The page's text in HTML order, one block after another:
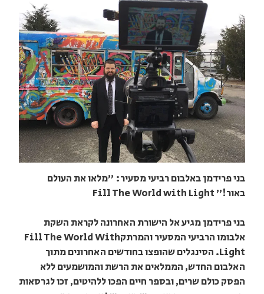
בני פרידמן באלבום רביעי מסעיר: "מלאו את העולם
באור!" Fill The World with Light
בני פרידמן מגיע אל הישורת האחרונה לקראת השקת
אלבומו הרביעי המסעיר והמרתקFill The World With
Light. הסינגלים שהופצו בחודשים האחרונים מתוך
האלבום החדש, הממלאים את הרשת והמושמעים ללא
הפסק כולם שרים, ובספר חיים הפכו ללהיטים, זכו לגרסאות